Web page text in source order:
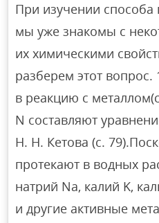
При изучении способа
мы уже знакомы с
их химическими
разберем этот вопрос.
в реакцию с
N составляют
Н. Н. Кетова (с.
протекают в водных
натрий Na, калий K,
и другие активные